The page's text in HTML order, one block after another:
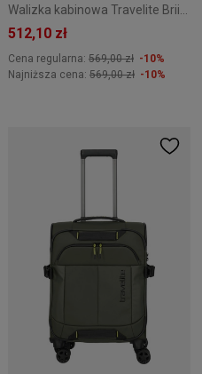
Walizka kabinowa Travelite Briize 55 cm Curry
512,10 zł
Cena regularna: 569,00 zł -10%
Najniższa cena: 569,00 zł -10%